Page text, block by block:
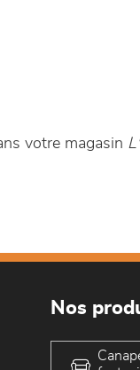
votre magasin
Nos